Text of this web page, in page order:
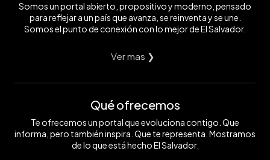
Somos un portal abierto, propositivo y moderno, pensado
para reflejar a un país que avanza, se reinventa y se une.
Somos el punto de conexión con lo mejor de El Salvador.
Ver mas ❯
Qué ofrecemos
Te ofrecemos un portal que evoluciona contigo. Que
informa, pero también inspira. Que te representa. Mostramos
de lo que está hecho El Salvador.